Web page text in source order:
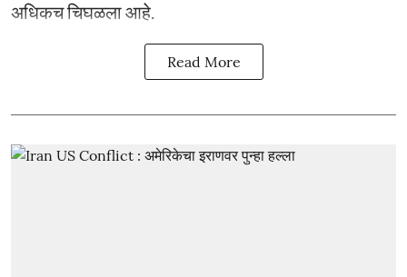
अधिकच चिघळला आहे.
Read More